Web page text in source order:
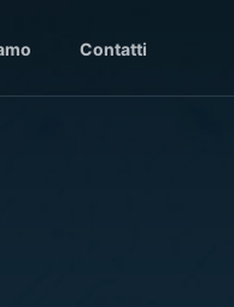
Contatti